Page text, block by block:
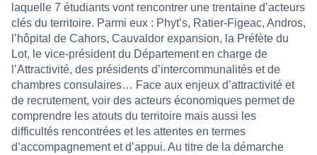
laquelle 7 étudiants vont rencontrer une trentaine d’acteurs
clés du territoire. Parmi eux : Phyt’s, Ratier-Figeac, Andros,
l’hôpital de Cahors, Cauvaldor expansion, la Préfète du
Lot, le vice-président du Département en charge de
l’Attractivité, des présidents d’intercommunalités et de
chambres consulaires… Face aux enjeux d’attractivité et
de recrutement, voir des acteurs économiques permet de
comprendre les atouts du territoire mais aussi les
difficultés rencontrées et les attentes en termes
d’accompagnement et d’appui. Au titre de la démarche